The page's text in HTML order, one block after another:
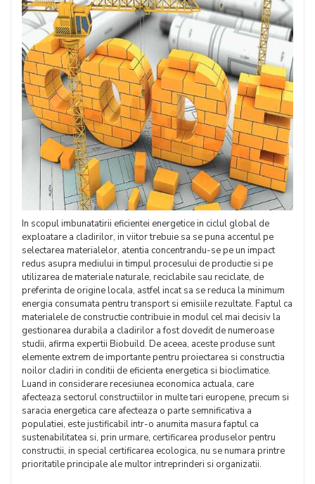
In scopul imbunatatirii eficientei energetice in ciclul global de
exploatare a cladirilor, in viitor trebuie sa se puna accentul pe
selectarea materialelor, atentia concentrandu-se pe un impact
redus asupra mediului in timpul procesului de productie si pe
utilizarea de materiale naturale, reciclabile sau reciclate, de
preferinta de origine locala, astfel incat sa se reduca la minimum
energia consumata pentru transport si emisiile rezultate. Faptul ca
materialele de constructie contribuie in modul cel mai decisiv la
gestionarea durabila a cladirilor a fost dovedit de numeroase
studii, afirma expertii Biobuild. De aceea, aceste produse sunt
elemente extrem de importante pentru proiectarea si constructia
noilor cladiri in conditii de eficienta energetica si bioclimatice.
Luand in considerare recesiunea economica actuala, care
afecteaza sectorul constructiilor in multe tari europene, precum si
saracia energetica care afecteaza o parte semnificativa a
populatiei, este justificabil intr-o anumita masura faptul ca
sustenabilitatea si, prin urmare, certificarea produselor pentru
constructii, in special certificarea ecologica, nu se numara printre
prioritatile principale ale multor intreprinderi si organizatii.